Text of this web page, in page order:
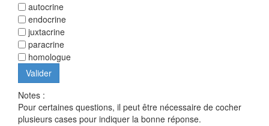
autocrine
endocrine
juxtacrine
paracrine
homologue
Notes :
Pour certaines questions, il peut être nécessaire de cocher
plusieurs cases pour indiquer la bonne réponse.